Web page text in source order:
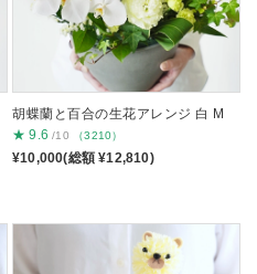
胡蝶蘭と百合の生花アレンジ 白 M
★ 9.6 /10 （3210）
¥10,000(総額 ¥12,810)